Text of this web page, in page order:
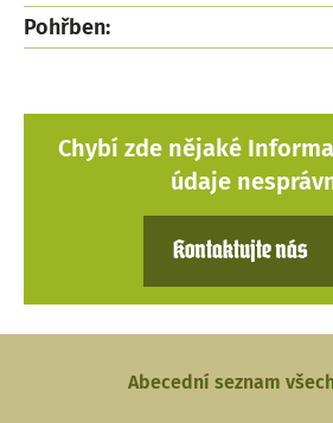
Pohřben:
Chybí zde nějaké
údaje
Kontaktujte nás
Abecední seznam